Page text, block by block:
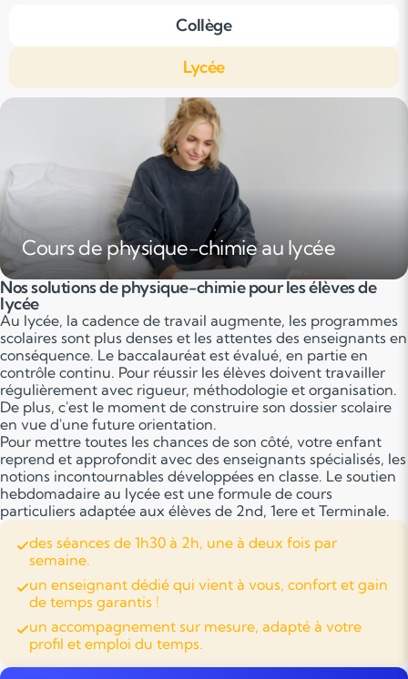
Collège
Lycée
Cours de physique-chimie au lycée
Nos solutions de physique-chimie pour les élèves de
lycée
Au lycée, la cadence de travail augmente, les programmes
scolaires sont plus denses et les attentes des enseignants en
conséquence. Le baccalauréat est évalué, en partie en
contrôle continu. Pour réussir les élèves doivent travailler
régulièrement avec rigueur, méthodologie et organisation.
De plus, c'est le moment de construire son dossier scolaire
en vue d'une future orientation.
Pour mettre toutes les chances de son côté, votre enfant
reprend et approfondit avec des enseignants spécialisés, les
notions incontournables développées en classe. Le soutien
hebdomadaire au lycée est une formule de cours
particuliers adaptée aux élèves de 2nd, 1ere et Terminale.
des séances de 1h30 à 2h, une à deux fois par
semaine.
un enseignant dédié qui vient à vous, confort et gain
de temps garantis !
un accompagnement sur mesure, adapté à votre
profil et emploi du temps.